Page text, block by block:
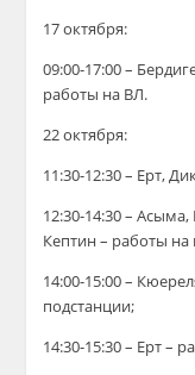
17 октября:
09:00-17:00 –
работы на ВЛ.
22 октября:
11:30-12:30 – Ерт,
12:30-14:30 –
Кептин – работы на
14:00-15:00 –
подстанции;
14:30-15:30 – Ерт –